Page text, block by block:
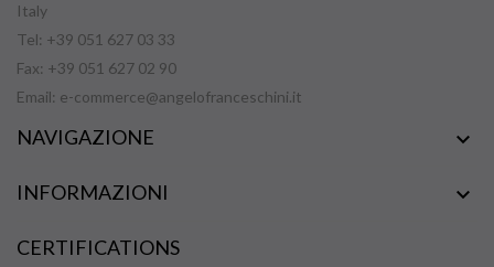
Italy
Tel: +39 051 627 03 33
Fax: +39 051 627 02 90
Email: e-commerce@angelofranceschini.it
NAVIGAZIONE 
INFORMAZIONI 
CERTIFICATIONS